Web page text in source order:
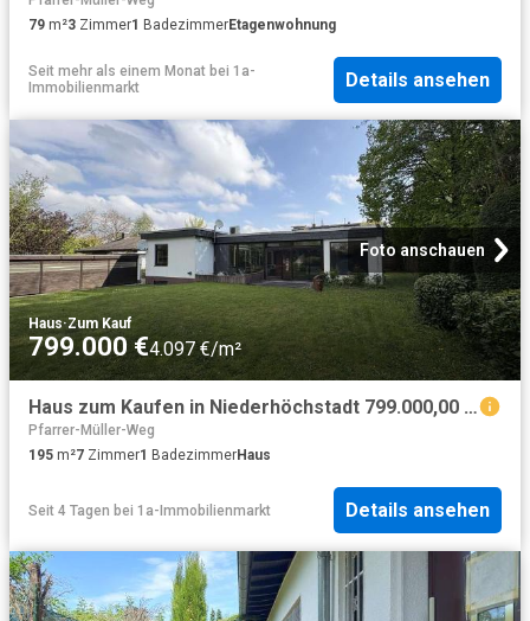
79 m²3 Zimmer1 BadezimmerEtagenwohnung
Seit mehr als einem Monat bei 1a-
Immobilienmarkt
Details ansehen
Foto anschauen
Haus·Zum Kauf
799.000 €4.097 €/m²
Haus zum Kaufen in Niederhöchstadt 799.000,00 EUR 195 m²
Pfarrer-Müller-Weg
195 m²7 Zimmer1 BadezimmerHaus
Seit 4 Tagen bei 1a-Immobilienmarkt Details ansehen